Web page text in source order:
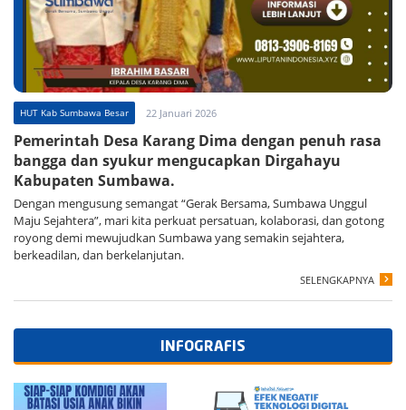
HUT Kab Sumbawa Besar 22 Januari 2026
Pemerintah Desa Karang Dima dengan penuh rasa
bangga dan syukur mengucapkan Dirgahayu
Kabupaten Sumbawa.
Dengan mengusung semangat “Gerak Bersama, Sumbawa Unggul
Maju Sejahtera”, mari kita perkuat persatuan, kolaborasi, dan gotong
royong demi mewujudkan Sumbawa yang semakin sejahtera,
berkeadilan, dan berkelanjutan.
SELENGKAPNYA
INFOGRAFIS